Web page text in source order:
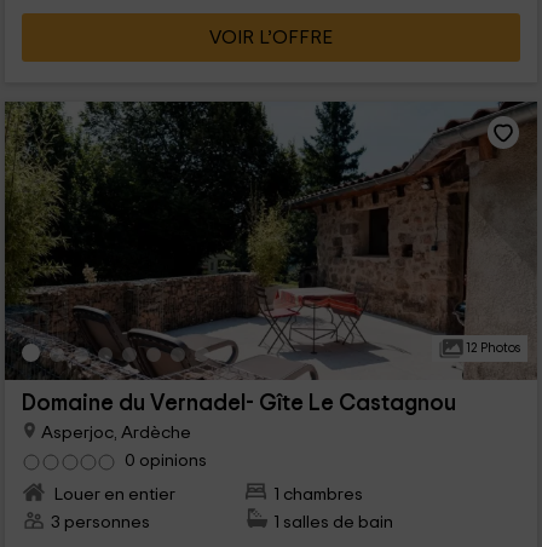
VOIR L’OFFRE
12 Photos
Domaine du Vernadel- Gîte Le Castagnou
Asperjoc, Ardèche
0 opinions
Louer en entier
1 chambres
3 personnes
1 salles de bain